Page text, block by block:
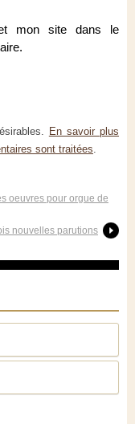
mon site dans le
En savoir plus
sont traitées.
oeuvres pour orgue de
nouvelles parutions